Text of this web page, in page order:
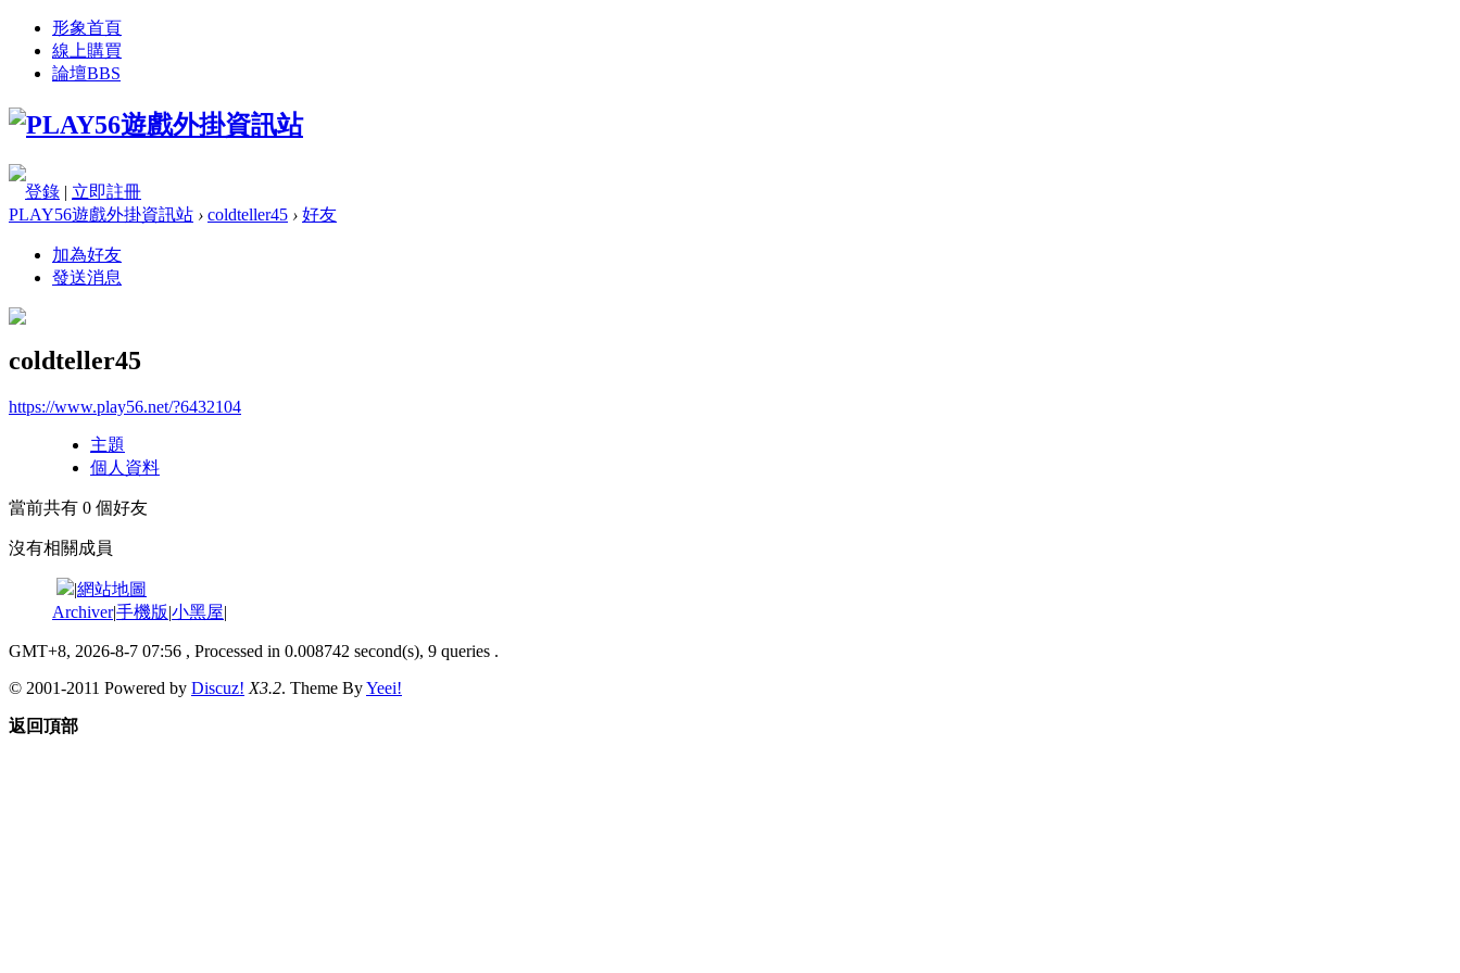
形象首頁
線上購買
論壇BBS
登錄 | 立即註冊
PLAY56遊戲外掛資訊站 › coldteller45 › 好友
加為好友
發送消息
coldteller45
https://www.play56.net/?6432104
主題
個人資料
當前共有 0 個好友
沒有相關成員
|網站地圖
Archiver|手機版|小黑屋|
GMT+8, 2026-8-7 07:56 , Processed in 0.008742 second(s), 9 queries .
© 2001-2011 Powered by Discuz! X3.2. Theme ByYeei!
返回頂部